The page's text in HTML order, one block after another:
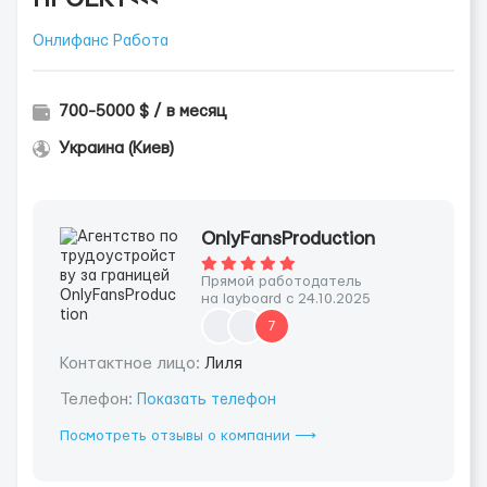
Онлифанс Работа
700-5000 $ / в месяц
Украина (Киев)
OnlyFansProduction
Прямой работодатель
на layboard с 24.10.2025
7
Контактное лицо: Лиля
Телефон: Показать телефон
Посмотреть отзывы о компании ⟶